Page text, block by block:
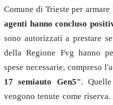
Comune di Trieste per
agenti hanno concluso
sono autorizzati a prestare
della Regione Fvg hanno
spese necessarie, compreso
17 semiauto Gen5".
vengono tenute come